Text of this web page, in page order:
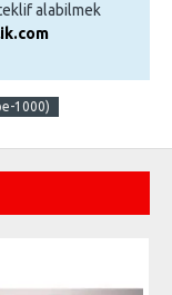
alabilmek
1000)